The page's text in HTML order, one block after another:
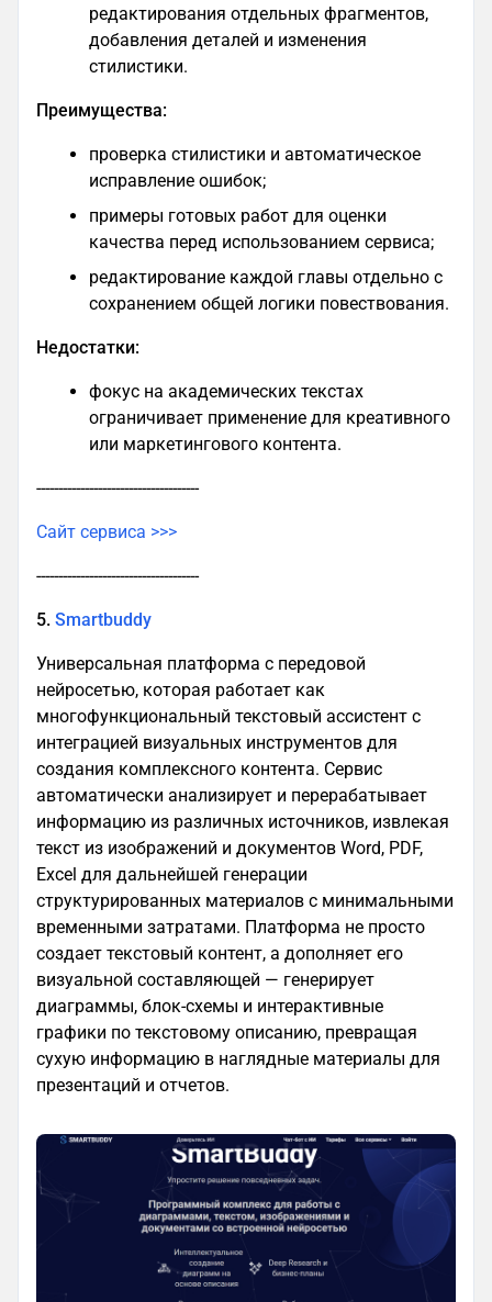
редактирования отдельных фрагментов,
добавления деталей и изменения
стилистики.
Преимущества:
проверка стилистики и автоматическое
исправление ошибок;
примеры готовых работ для оценки
качества перед использованием сервиса​;
редактирование каждой главы отдельно с
сохранением общей логики повествования.
Недостатки:
фокус на академических текстах
ограничивает применение для креативного
или маркетингового контента.
-------------------------------------
Сайт сервиса >>>
-------------------------------------
5. Smartbuddy
Универсальная платформа с передовой
нейросетью, которая работает как
многофункциональный текстовый ассистент с
интеграцией визуальных инструментов для
создания комплексного контента. Сервис
автоматически анализирует и перерабатывает
информацию из различных источников, извлекая
текст из изображений и документов Word, PDF,
Excel для дальнейшей генерации
структурированных материалов с минимальными
временными затратами. Платформа не просто
создает текстовый контент, а дополняет его
визуальной составляющей — генерирует
диаграммы, блок-схемы и интерактивные
графики по текстовому описанию, превращая
сухую информацию в наглядные материалы для
презентаций и отчетов.